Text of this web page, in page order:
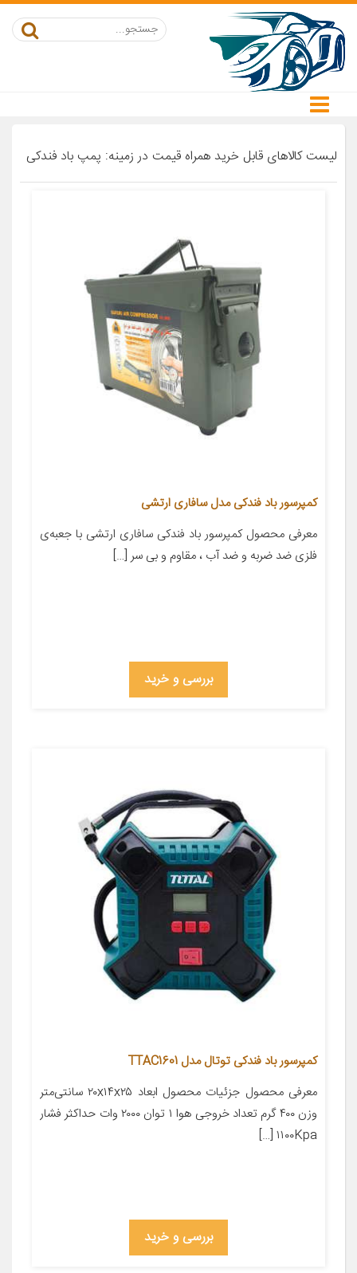
لیست کالاهای قابل خرید همراه قیمت در زمینه: پمپ باد فندکی
کمپرسور باد فندکی مدل سافاری ارتشی
معرفی محصول کمپرسور باد فندکی سافاری ارتشی با جعبه‌ی
فلزی ضد ضربه و ضد آب ، مقاوم و بی سر […]
بررسی و خرید
کمپرسور باد فندکی توتال مدل TTAC1601
معرفی محصول جزئیات محصول ابعاد ۲۰x۱۴x۲۵ سانتی‌متر
وزن ۴۰۰ گرم تعداد خروجی هوا ۱ توان ۲۰۰۰ وات حداکثر فشار
۱۱۰۰Kpa […]
بررسی و خرید